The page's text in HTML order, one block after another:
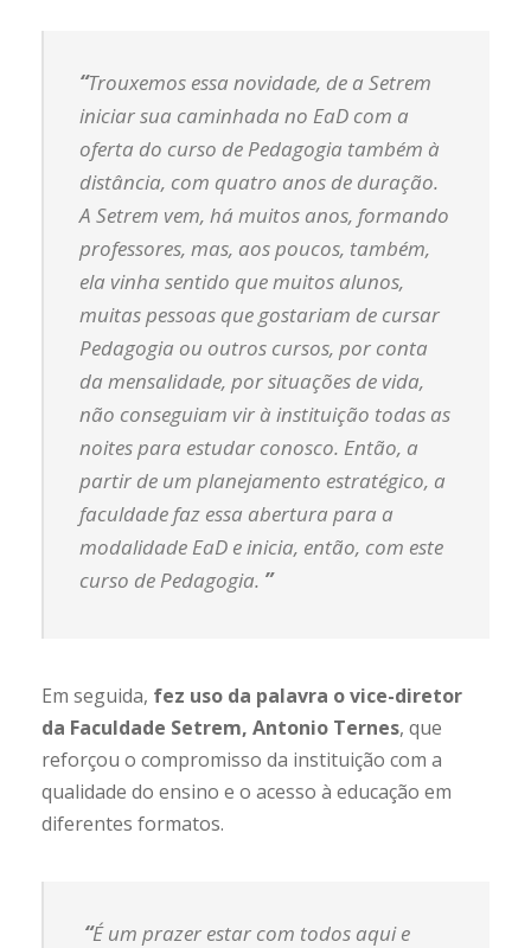
“Trouxemos essa novidade, de a Setrem
iniciar sua caminhada no EaD com a
oferta do curso de Pedagogia também à
distância, com quatro anos de duração.
A Setrem vem, há muitos anos, formando
professores, mas, aos poucos, também,
ela vinha sentido que muitos alunos,
muitas pessoas que gostariam de cursar
Pedagogia ou outros cursos, por conta
da mensalidade, por situações de vida,
não conseguiam vir à instituição todas as
noites para estudar conosco. Então, a
partir de um planejamento estratégico, a
faculdade faz essa abertura para a
modalidade EaD e inicia, então, com este
curso de Pedagogia. ”
Em seguida, fez uso da palavra o vice-diretor
da Faculdade Setrem, Antonio Ternes, que
reforçou o compromisso da instituição com a
qualidade do ensino e o acesso à educação em
diferentes formatos.
“É um prazer estar com todos aqui e